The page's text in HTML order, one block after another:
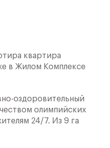
квартира
в Жилом Комплексе
оздоровительный
олимпийских
24/7. Из 9 га
доступе у жителей